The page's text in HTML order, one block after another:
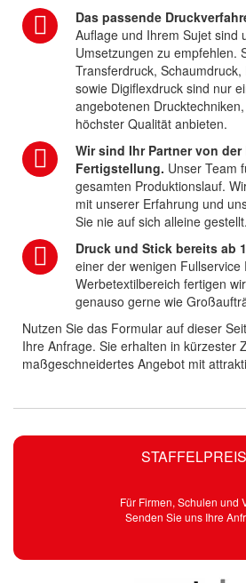
Für Firmen, Schulen und
Senden Sie uns Ihre
Das passende
Auflage und Ihrem Sujet sind
Umsetzungen zu empfehlen.
Transferdruck,
sowie Digiflexdruck sind nur
angebotenen
höchster Qualität anbieten.
Wir sind Ihr Partner von
Fertigstellung. Unser Team
gesamten Produktionslauf.
mit unserer Erfahrung und
Sie nie auf sich alleine gestellt.
Druck und Stick bereits ab
einer der wenigen Fullservice
Werbetextilbereich fertigen
genauso gerne wie
Nutzen Sie das Formular auf dieser
Ihre Anfrage. Sie erhalten in kürzester
maßgeschneidertes Angebot mit